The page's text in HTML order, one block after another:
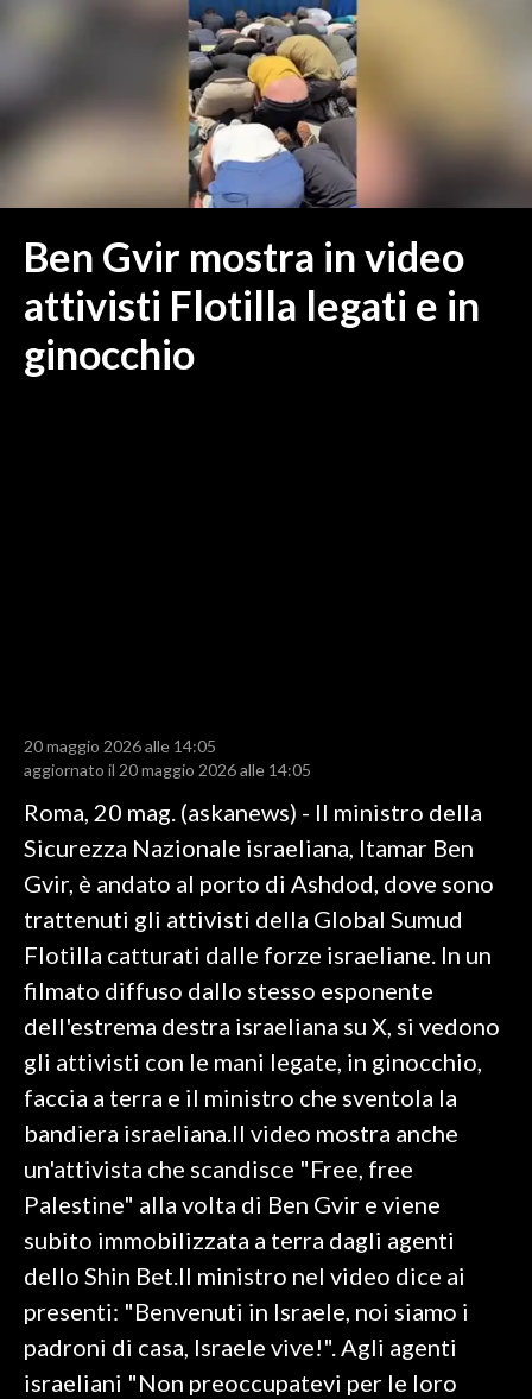
ORISTANO E PROVINCIA
GALLURA
ITALIA
MONDO
RISULTATI E CLASSIFICHE
CALCIO REGIONALE
BASKET
VOLLEY
MOTORI
TENNIS
ALTRI SPORT
CULTURA
GOSSIP
SALUTE
SARDEGNA TURISMO
SARDI NEL MONDO
NOTIZIE
Ben Gvir mostra in video
attivisti Flotilla legati e in
ginocchio
20 maggio 2026 alle 14:05
aggiornato il 20 maggio 2026 alle 14:05
Roma, 20 mag. (askanews) - Il ministro della
Sicurezza Nazionale israeliana, Itamar Ben
Gvir, è andato al porto di Ashdod, dove sono
trattenuti gli attivisti della Global Sumud
Flotilla catturati dalle forze israeliane. In un
filmato diffuso dallo stesso esponente
dell'estrema destra israeliana su X, si vedono
gli attivisti con le mani legate, in ginocchio,
faccia a terra e il ministro che sventola la
bandiera israeliana.Il video mostra anche
un'attivista che scandisce "Free, free
Palestine" alla volta di Ben Gvir e viene
subito immobilizzata a terra dagli agenti
dello Shin Bet.Il ministro nel video dice ai
presenti: "Benvenuti in Israele, noi siamo i
padroni di casa, Israele vive!". Agli agenti
israeliani "Non preoccupatevi per le loro